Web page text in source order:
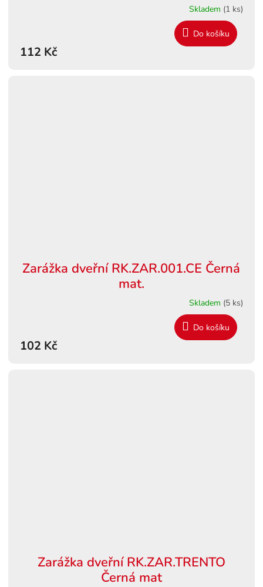
Skladem (1 ks)
112 Kč
Do košíku
Zarážka dveřní RK.ZAR.001.CE Černá
mat.
Skladem (5 ks)
102 Kč
Do košíku
Zarážka dveřní RK.ZAR.TRENTO
Černá mat